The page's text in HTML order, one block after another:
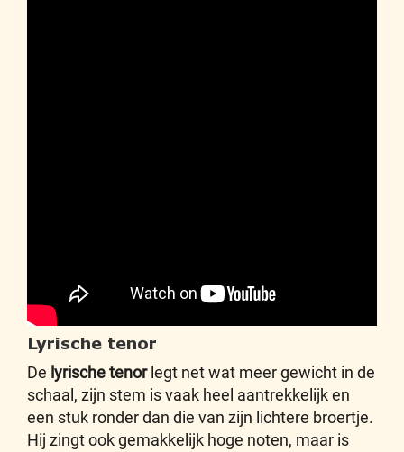
Lyrische tenor
De lyrische tenor legt net wat meer gewicht in de
schaal, zijn stem is vaak heel aantrekkelijk en
een stuk ronder dan die van zijn lichtere broertje.
Hij zingt ook gemakkelijk hoge noten, maar is